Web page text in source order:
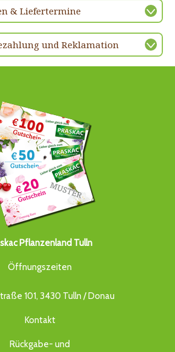
& Liefertermine
und Reklamation
Pflanzenland Tulln
Öffnungszeiten
101, 3430 Tulln / Donau
Kontakt
Rückgabe- und